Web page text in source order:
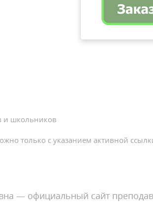
и школьников
только с указанием активной
— официальный сайт